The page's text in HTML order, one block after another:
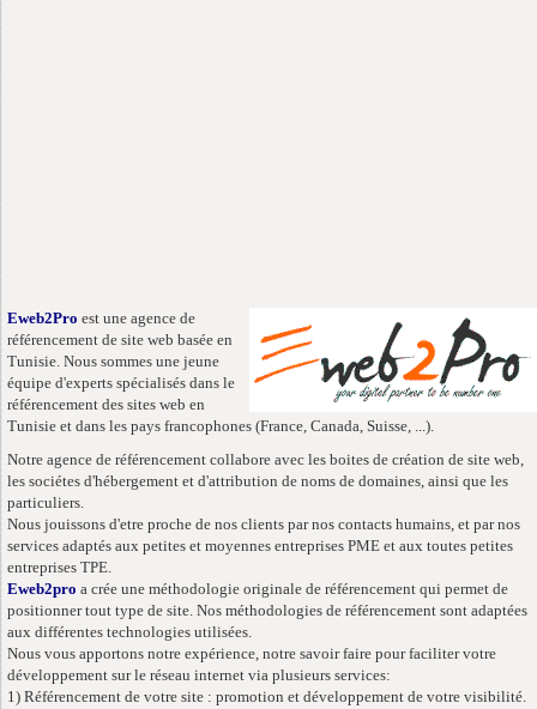
Eweb2Pro est une agence de
référencement de site web basée en
Tunisie. Nous sommes une jeune
équipe d'experts spécialisés dans le
référencement des sites web en
Tunisie et dans les pays francophones (France, Canada, Suisse, ...).
Notre agence de référencement collabore avec les boites de création de site web,
les sociétes d'hébergement et d'attribution de noms de domaines, ainsi que les
particuliers.
Nous jouissons d'etre proche de nos clients par nos contacts humains, et par nos
services adaptés aux petites et moyennes entreprises PME et aux toutes petites
entreprises TPE.
Eweb2pro a crée une méthodologie originale de référencement qui permet de
positionner tout type de site. Nos méthodologies de référencement sont adaptées
aux différentes technologies utilisées.
Nous vous apportons notre expérience, notre savoir faire pour faciliter votre
développement sur le réseau internet via plusieurs services:
1) Référencement de votre site : promotion et développement de votre visibilité.